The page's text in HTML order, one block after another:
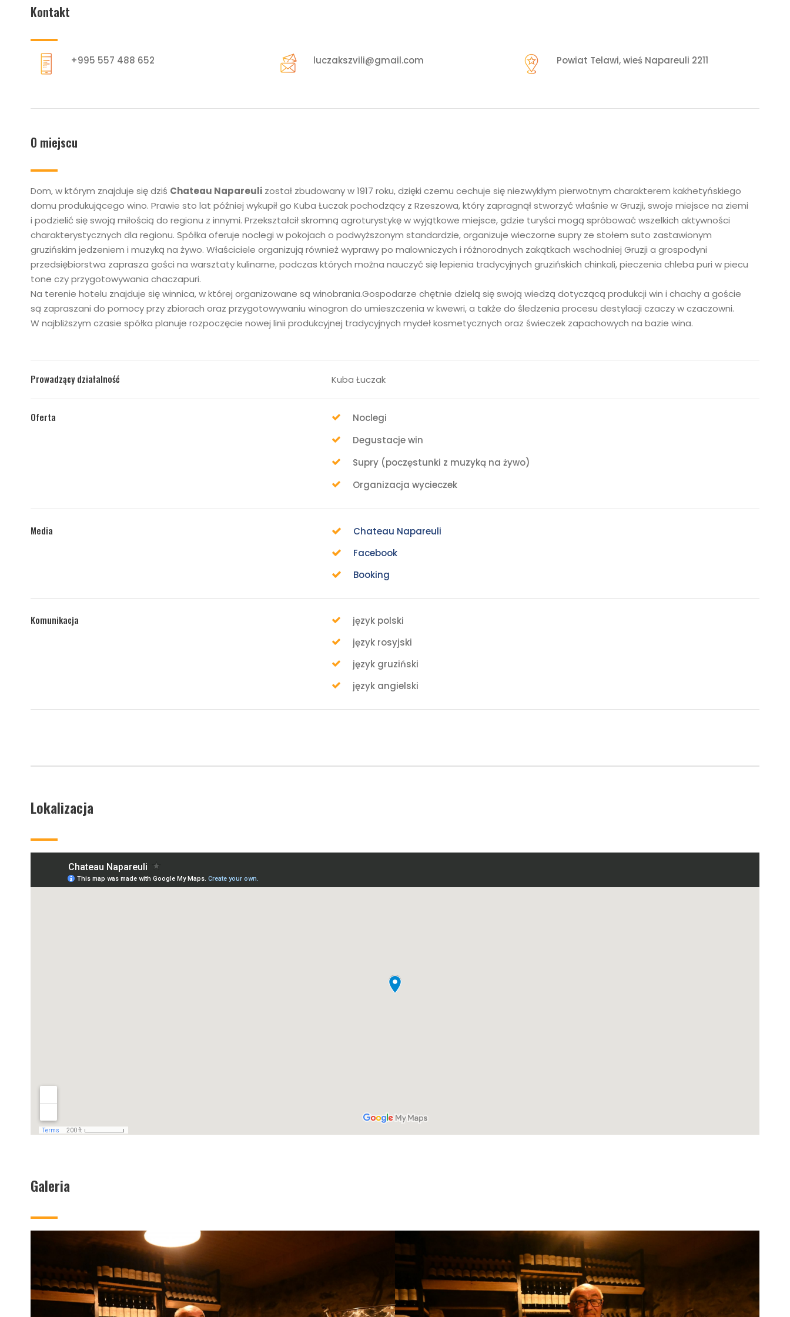
Kontakt
+995 557 488 652 luczakszvili@gmail.com Powiat Telawi, wieś Napareuli 2211
O miejscu
Dom, w którym znajduje się dziś Chateau Napareuli został zbudowany w 1917 roku, dzięki czemu cechuje się niezwykłym pierwotnym charakterem kakhetyńskiego
domu produkującego wino. Prawie sto lat później wykupił go Kuba Łuczak pochodzący z Rzeszowa, który zapragnął stworzyć właśnie w Gruzji, swoje miejsce na ziemi
i podzielić się swoją miłością do regionu z innymi. Przekształcił skromną agroturystykę w wyjątkowe miejsce, gdzie turyści mogą spróbować wszelkich aktywności
charakterystycznych dla regionu. Spółka oferuje noclegi w pokojach o podwyższonym standardzie, organizuje wieczorne supry ze stołem suto zastawionym
gruzińskim jedzeniem i muzyką na żywo. Właściciele organizują również wyprawy po malowniczych i różnorodnych zakątkach wschodniej Gruzji a grospodyni
przedsiębiorstwa zaprasza gości na warsztaty kulinarne, podczas których można nauczyć się lepienia tradycyjnych gruzińskich chinkali, pieczenia chleba puri w piecu
tone czy przygotowywania chaczapuri.
Na terenie hotelu znajduje się winnica, w której organizowane są winobrania.Gospodarze chętnie dzielą się swoją wiedzą dotyczącą produkcji win i chachy a goście
są zapraszani do pomocy przy zbiorach oraz przygotowywaniu winogron do umieszczenia w kwewri, a także do śledzenia procesu destylacji czaczy w czaczowni.
W najbliższym czasie spółka planuje rozpoczęcie nowej linii produkcyjnej tradycyjnych mydeł kosmetycznych oraz świeczek zapachowych na bazie wina.
Prowadzący działalność Kuba Łuczak
Oferta
Noclegi
Degustacje win
Supry (poczęstunki z muzyką na żywo)
Organizacja wycieczek
Media
Chateau Napareuli
Facebook
Booking
Komunikacja
język polski
język rosyjski
język gruziński
język angielski
Lokalizacja
Galeria